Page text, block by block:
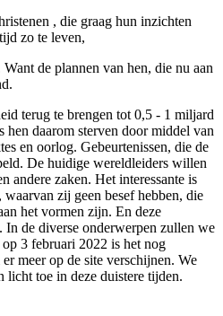
, die graag hun inzichten
zo te leven,
de plannen van hen, die nu aan
terug te brengen tot 0,5 - 1 miljard
hen daarom sterven door middel van
en oorlog. Gebeurtenissen, die de
De huidige wereldleiders willen
andere zaken. Het interessante is
zij geen besef hebben, die
het vormen zijn. En deze
In de diverse onderwerpen zullen we
3 februari 2022 is het nog
meer op de site verschijnen. We
toe in deze duistere tijden.